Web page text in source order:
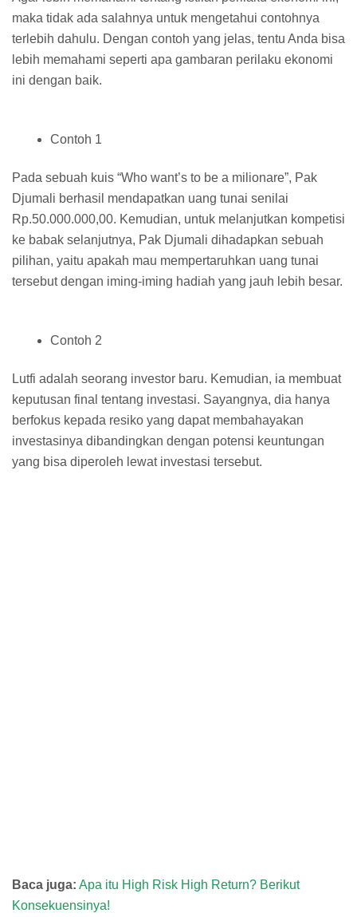
maka tidak ada salahnya untuk mengetahui contohnya
terlebih dahulu. Dengan contoh yang jelas, tentu Anda bisa
lebih memahami seperti apa gambaran perilaku ekonomi
ini dengan baik.
Contoh 1
Pada sebuah kuis “Who want’s to be a milionare”, Pak
Djumali berhasil mendapatkan uang tunai senilai
Rp.50.000.000,00. Kemudian, untuk melanjutkan kompetisi
ke babak selanjutnya, Pak Djumali dihadapkan sebuah
pilihan, yaitu apakah mau mempertaruhkan uang tunai
tersebut dengan iming-iming hadiah yang jauh lebih besar.
Contoh 2
Lutfi adalah seorang investor baru. Kemudian, ia membuat
keputusan final tentang investasi. Sayangnya, dia hanya
berfokus kepada resiko yang dapat membahayakan
investasinya dibandingkan dengan potensi keuntungan
yang bisa diperoleh lewat investasi tersebut.
Baca juga: Apa itu High Risk High Return? Berikut
Konsekuensinya!